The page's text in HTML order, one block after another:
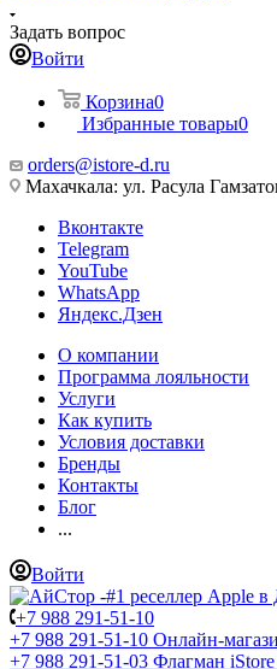
Задать вопрос
Войти
Корзина0
Избранные товары0
orders@istore-d.ru
Махачкала: ул. Расула
Вконтакте
Telegram
YouTube
WhatsApp
Яндекс.Дзен
О компании
Программа лояльности
Услуги
Как купить
Условия доставки
Бренды
Контакты
Блог
...
Войти
+7 988 291-51-10
+7 988 291-51-10 Онлайн-
+7 988 291-51-03 Флагман iStore